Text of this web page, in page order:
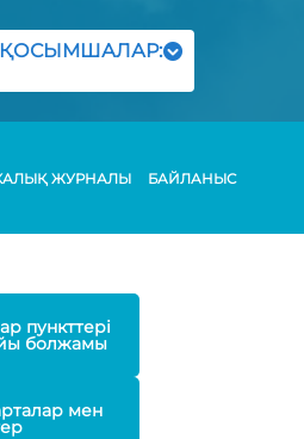
ҚОСЫМШАЛАР:
ЖУРНАЛЫ БАЙЛАНЫС
пункттері
болжамы
мен